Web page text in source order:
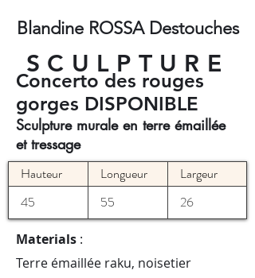
Blandine ROSSA Destouches
​SCULPTURE
Concerto des rouges
gorges DISPONIBLE
Sculpture murale en terre émaillée
et tressage
Hauteur Longueur
Largeur
45
55 26
Materials :
Terre émaillée raku, noisetier